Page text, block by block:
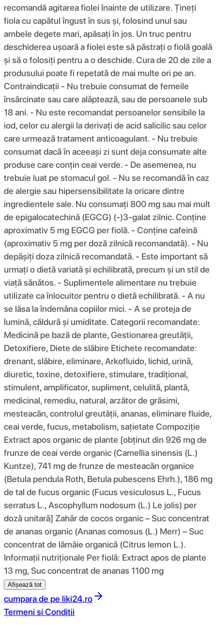
recomandă agitarea fiolei înainte de utilizare. Țineți
fiola cu capătul îngust în sus și, folosind unul sau
ambele degete mari, apăsați în jos. Un truc pentru
deschiderea ușoară a fiolei este să păstrați o fiolă goală
și să o folosiți pentru a o deschide. Cura de 20 de zile a
produsului poate fi repetată de mai multe ori pe an.
Contraindicații - Nu trebuie consumat de femeile
însărcinate sau care alăptează, sau de persoanele sub
18 ani. - Nu este recomandat persoanelor sensibile la
iod, celor cu alergii la derivați de acid salicilic sau celor
care urmează tratament anticoagulant. - Nu trebuie
consumat dacă în aceeași zi sunt deja consumate alte
produse care conțin ceai verde. - De asemenea, nu
trebuie luat pe stomacul gol. - Nu se recomandă în caz
de alergie sau hipersensibilitate la oricare dintre
ingredientele sale. Nu consumați 800 mg sau mai mult
de epigalocatechină (EGCG) (-)3-galat zilnic. Conține
aproximativ 5 mg EGCG per fiolă. - Conține cafeină
(aproximativ 5 mg per doză zilnică recomandată). - Nu
depășiți doza zilnică recomandată. - Este important să
urmați o dietă variată și echilibrată, precum și un stil de
viață sănătos. - Suplimentele alimentare nu trebuie
utilizate ca înlocuitor pentru o dietă echilibrată. - A nu
se lăsa la îndemâna copiilor mici. - A se proteja de
lumină, căldură și umiditate. Categorii recomandate:
Medicină pe bază de plante, Gestionarea greutății,
Detoxifiere, Diete de slăbire Etichete recomandate:
drenant, slăbire, eliminare, Arkofluido, lichid, urină,
diuretic, toxine, detoxifiere, stimulare, tradițional,
stimulent, amplificator, supliment, celulită, plantă,
medicinal, remediu, natural, arzător de grăsimi,
mesteacăn, controlul greutății, ananas, eliminare fluide,
ceai verde, fucus, metabolism, sațietate Compoziţie
Extract apos organic de plante [obținut din 926 mg de
frunze de ceai verde organic (Camellia sinensis (L.)
Kuntze), 741 mg de frunze de mesteacăn organice
(Betula pendula Roth, Betula pubescens Ehrh.), 186 mg
de tal de fucus organic (Fucus vesiculosus L., Fucus
serratus L., Ascophyllum nodosum (L.) Le jolis) per
doză unitară] Zahăr de cocos organic – Suc concentrat
de ananas organic (Ananas comosus (L.) Merr) – Suc
concentrat de lămâie organică (Citrus lemon L.).
Informații nutriționale Per fiolă: Extract apos de plante
13 mg, Suc concentrat de ananas 1100 mg
Afișează tot
cumpara de pe liki24.ro
Termeni si Conditii